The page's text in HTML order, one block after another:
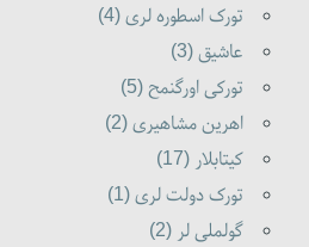
تورک اسطوره لری (4)
عاشیق (3)
تورکی اورگنمح (5)
اهرین مشاهیری (2)
کیتابلار (17)
تورک دولت لری (1)
گولملی لر (2)